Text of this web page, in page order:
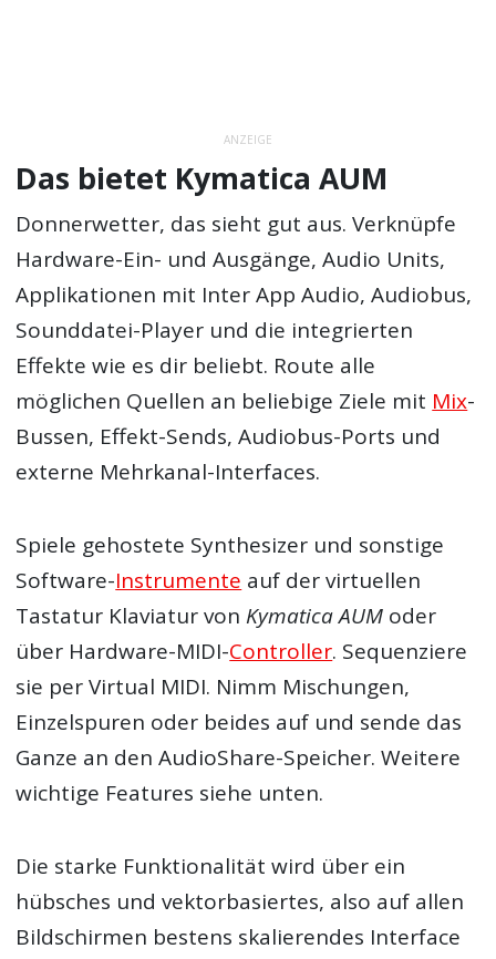
ANZEIGE
Das bietet Kymatica AUM
Donnerwetter, das sieht gut aus. Verknüpfe
Hardware-Ein- und Ausgänge, Audio Units,
Applikationen mit Inter App Audio, Audiobus,
Sounddatei-Player und die integrierten
Effekte wie es dir beliebt. Route alle
möglichen Quellen an beliebige Ziele mit Mix-
Bussen, Effekt-Sends, Audiobus-Ports und
externe Mehrkanal-Interfaces.
Spiele gehostete Synthesizer und sonstige
Software-Instrumente auf der virtuellen
Tastatur Klaviatur von Kymatica AUM oder
über Hardware-MIDI-Controller. Sequenziere
sie per Virtual MIDI. Nimm Mischungen,
Einzelspuren oder beides auf und sende das
Ganze an den AudioShare-Speicher. Weitere
wichtige Features siehe unten.
Die starke Funktionalität wird über ein
hübsches und vektorbasiertes, also auf allen
Bildschirmen bestens skalierendes Interface